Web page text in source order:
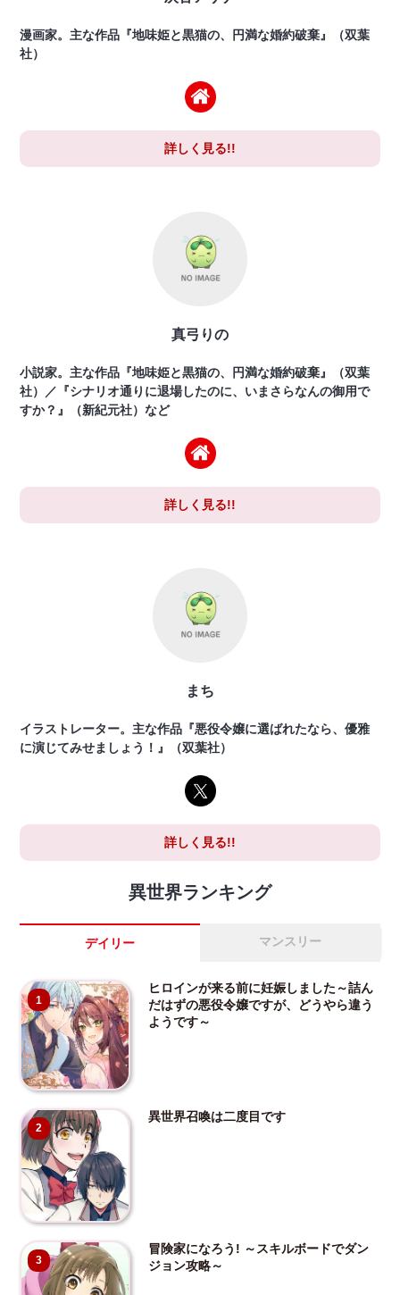
漫画家。主な作品『地味姫と黒猫の、円満な婚約破棄』（双葉
社）
詳しく見る!!
真弓りの
小説家。主な作品『地味姫と黒猫の、円満な婚約破棄』（双葉
社）／『シナリオ通りに退場したのに、いまさらなんの御用で
すか？』（新紀元社）など
詳しく見る!!
まち
イラストレーター。主な作品『悪役令嬢に選ばれたなら、優雅
に演じてみせましょう！』（双葉社）
詳しく見る!!
異世界ランキング
デイリー マンスリー
1
ヒロインが来る前に妊娠しました～詰ん
だはずの悪役令嬢ですが、どうやら違う
ようです～
2
異世界召喚は二度目です
3
冒険家になろう! ～スキルボードでダン
ジョン攻略～